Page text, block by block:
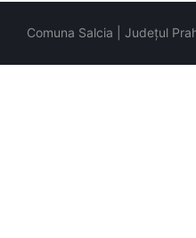
Comuna Salcia | Județul